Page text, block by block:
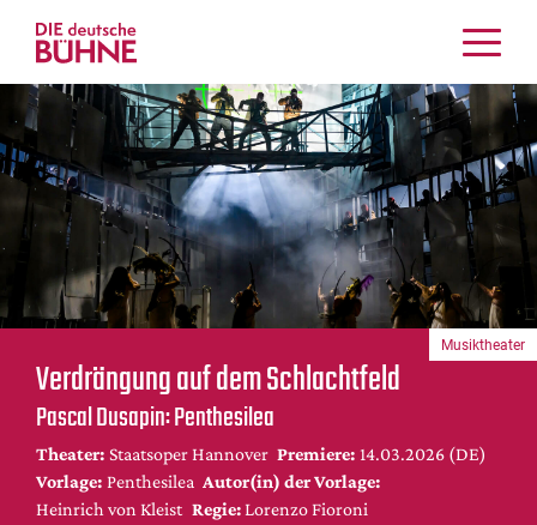
Kritiken
Schauspiel
Musiktheater
Tanz
Crossover
Bühnenwelt
Festivals & Veranstaltungen
Menschen & Theater
Themen
Internationales
Nachrufe
Medientipps
Verdrängung auf dem Schlachtfeld
Pascal Dusapin: Penthesilea
Theater: Staatsoper Hannover Premiere: 14.03.2026 (DE)
Vorlage: Penthesilea Autor(in) der Vorlage:
Heinrich von Kleist Regie: Lorenzo Fioroni
Musiktheater